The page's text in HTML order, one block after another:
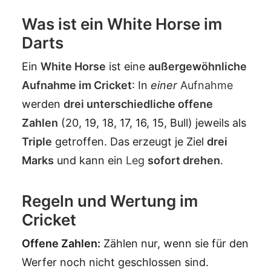
Was ist ein White Horse im
Darts
Ein White Horse ist eine außergewöhnliche
Aufnahme im Cricket: In einer Aufnahme
werden drei unterschiedliche offene
Zahlen (20, 19, 18, 17, 16, 15, Bull) jeweils als
Triple getroffen. Das erzeugt je Ziel drei
Marks und kann ein Leg sofort drehen.
Regeln und Wertung im
Cricket
Offene Zahlen: Zählen nur, wenn sie für den
Werfer noch nicht geschlossen sind.